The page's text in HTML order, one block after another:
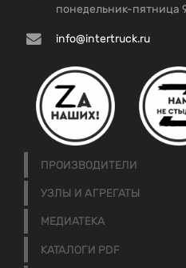
понедельник-пятница
info@intertruck.ru
ПРОИЗВОДИТЕЛИ
УЗЛЫ И АГРЕГАТЫ
МЕДИАТЕКА
КАТАЛОГИ PDF